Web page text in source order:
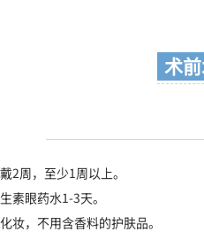
术
2周，至少1周以上。
素眼药水1-3天。
妆，不用含香料的护肤品。